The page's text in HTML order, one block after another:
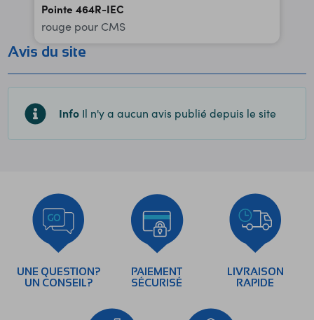
Pointe 464R-IEC
rouge pour CMS
Avis du site
Info Il n'y a aucun avis publié depuis le site
UNE QUESTION?
UN CONSEIL?
PAIEMENT
SÉCURISÉ
LIVRAISON
RAPIDE